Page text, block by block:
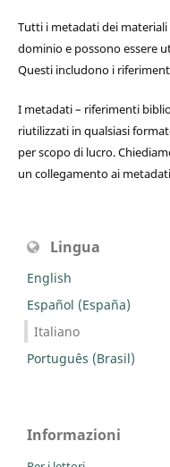
Tutti i metadati dei
dominio e possono essere
Questi includono i
I metadati – riferimenti
riutilizzati in qualsiasi
per scopo di lucro.
un collegamento ai
Lingua
English
Español (España)
Italiano
Português (Brasil)
Informazioni